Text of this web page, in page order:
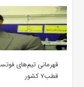
قهرمانی تیم‌های
قطب۷ کشور